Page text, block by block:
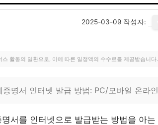
2025-03-09 작성자:
스 활동의 일환으로, 이에 따른 일정액의 수수료를 제공받습니다.
증명서 인터넷 발급 방법: PC/모바일 온라
서를 인터넷으로 발급받는 방법을 아